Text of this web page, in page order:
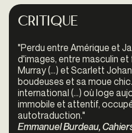
Critique
"Perdu entre Amérique et
d'images, entre masculin et
Murray (...) et Scarlett
boudeuses et sa moue
international (...) où loge
immobile et attentif,
autotraduction."
Emmanuel Burdeau,